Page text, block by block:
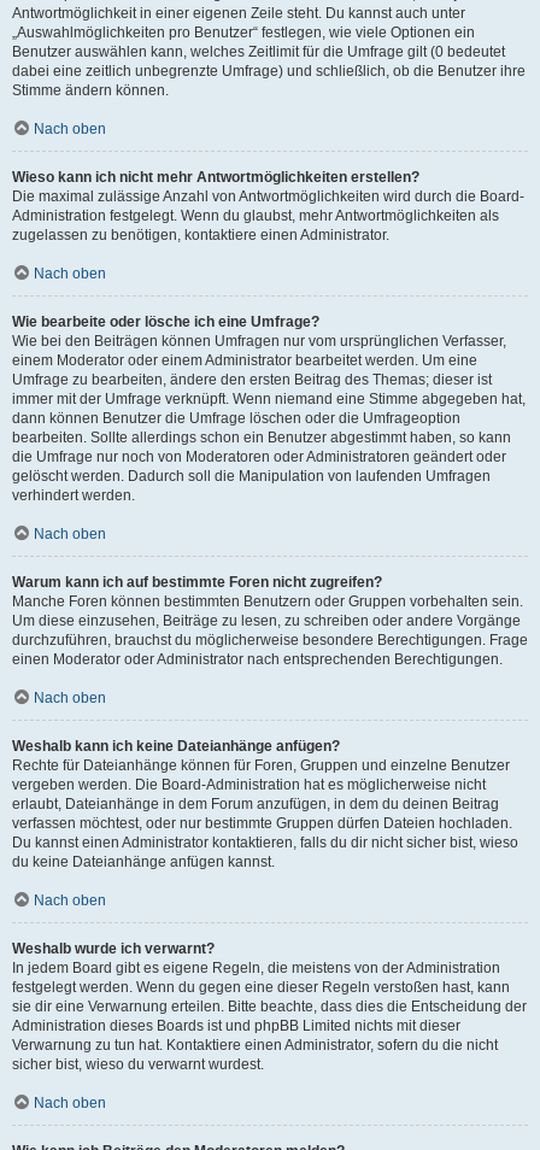
Antwortmöglichkeit in einer eigenen Zeile steht. Du kannst auch unter
„Auswahlmöglichkeiten pro Benutzer“ festlegen, wie viele Optionen ein
Benutzer auswählen kann, welches Zeitlimit für die Umfrage gilt (0 bedeutet
dabei eine zeitlich unbegrenzte Umfrage) und schließlich, ob die Benutzer ihre
Stimme ändern können.
Nach oben
Wieso kann ich nicht mehr Antwortmöglichkeiten erstellen?
Die maximal zulässige Anzahl von Antwortmöglichkeiten wird durch die Board-
Administration festgelegt. Wenn du glaubst, mehr Antwortmöglichkeiten als
zugelassen zu benötigen, kontaktiere einen Administrator.
Nach oben
Wie bearbeite oder lösche ich eine Umfrage?
Wie bei den Beiträgen können Umfragen nur vom ursprünglichen Verfasser,
einem Moderator oder einem Administrator bearbeitet werden. Um eine
Umfrage zu bearbeiten, ändere den ersten Beitrag des Themas; dieser ist
immer mit der Umfrage verknüpft. Wenn niemand eine Stimme abgegeben hat,
dann können Benutzer die Umfrage löschen oder die Umfrageoption
bearbeiten. Sollte allerdings schon ein Benutzer abgestimmt haben, so kann
die Umfrage nur noch von Moderatoren oder Administratoren geändert oder
gelöscht werden. Dadurch soll die Manipulation von laufenden Umfragen
verhindert werden.
Nach oben
Warum kann ich auf bestimmte Foren nicht zugreifen?
Manche Foren können bestimmten Benutzern oder Gruppen vorbehalten sein.
Um diese einzusehen, Beiträge zu lesen, zu schreiben oder andere Vorgänge
durchzuführen, brauchst du möglicherweise besondere Berechtigungen. Frage
einen Moderator oder Administrator nach entsprechenden Berechtigungen.
Nach oben
Weshalb kann ich keine Dateianhänge anfügen?
Rechte für Dateianhänge können für Foren, Gruppen und einzelne Benutzer
vergeben werden. Die Board-Administration hat es möglicherweise nicht
erlaubt, Dateianhänge in dem Forum anzufügen, in dem du deinen Beitrag
verfassen möchtest, oder nur bestimmte Gruppen dürfen Dateien hochladen.
Du kannst einen Administrator kontaktieren, falls du dir nicht sicher bist, wieso
du keine Dateianhänge anfügen kannst.
Nach oben
Weshalb wurde ich verwarnt?
In jedem Board gibt es eigene Regeln, die meistens von der Administration
festgelegt werden. Wenn du gegen eine dieser Regeln verstoßen hast, kann
sie dir eine Verwarnung erteilen. Bitte beachte, dass dies die Entscheidung der
Administration dieses Boards ist und phpBB Limited nichts mit dieser
Verwarnung zu tun hat. Kontaktiere einen Administrator, sofern du die nicht
sicher bist, wieso du verwarnt wurdest.
Nach oben